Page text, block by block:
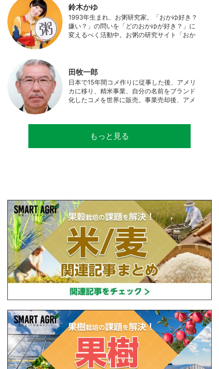
食事やお弁当づくりを通して、食育にも目を
向けている。プロフィール写真 ©杉山晃造
鈴木かゆ
1993年生まれ、お粥研究家。「おかゆ好き？
嫌い？」の問いを「どのおかゆが好き？」に
変えるべく活動中。お粥の研究サイト「おか
田牧一郎
日本で15年間コメ作りに従事した後、アメリ
カに移り、精米事業、自分の名前をブランド
化したコメを世界に販売。事業売却後、アメ
サルティングとして関わり、企業などの依頼
で世界12カ国の良質米生産可能産地を訪問調
もっと見る